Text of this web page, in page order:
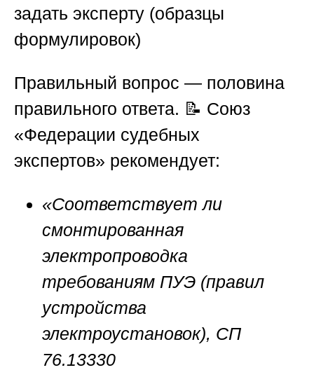
задать эксперту (образцы
формулировок)
Правильный вопрос — половина
правильного ответа. 📝 Союз
«Федерации судебных
экспертов» рекомендует:
«Соответствует ли
смонтированная
электропроводка
требованиям ПУЭ (правил
устройства
электроустановок), СП
76.13330